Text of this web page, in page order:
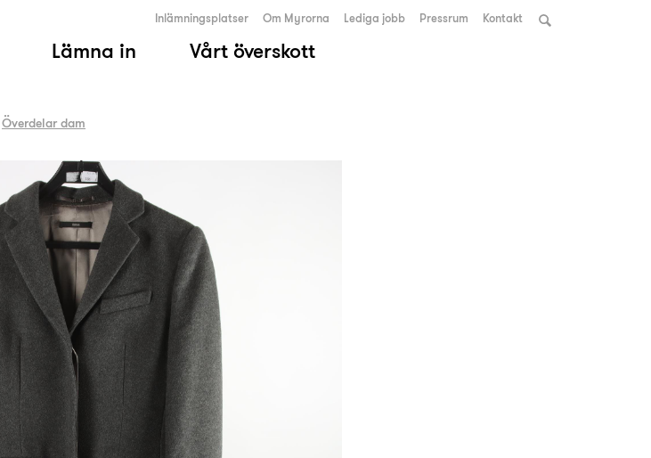
Lämna in Vårt överskott
Inlämningsplatser Om Myrorna Lediga jobb Pressrum Kontakt
Överdelar dam